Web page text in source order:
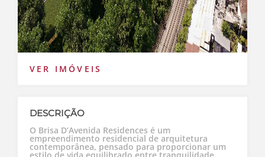
VER IMÓVEIS
DESCRIÇÃO
O Brisa D’Avenida Residences é um
empreendimento residencial de arquitetura
contemporânea, pensado para proporcionar um